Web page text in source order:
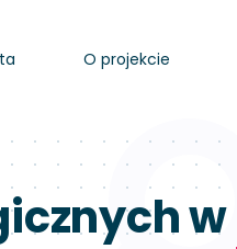
O projekcie
w